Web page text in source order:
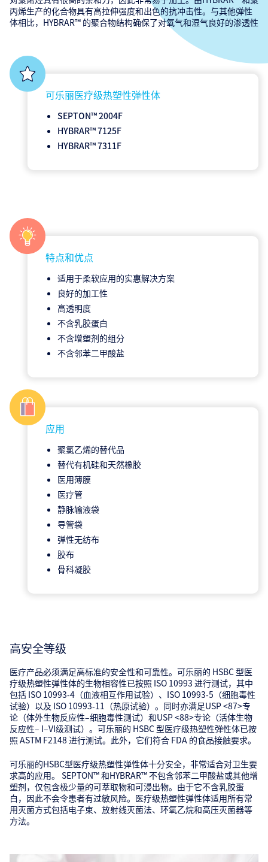
丙烯生产的化合物具有高拉伸强度和出色的抗冲击性。与其他弹性
体相比，HYBRAR™ 的聚合物结构确保了对氧气和湿气良好的渗透性
可乐丽医疗级热塑性弹性体
SEPTON™ 2004F
HYBRAR™ 7125F
HYBRAR™ 7311F
特点和优点
适用于柔软应用的实惠解决方案
良好的加工性
高透明度
不含乳胶蛋白
不含增塑剂的组分
不含邻苯二甲酸盐
应用
聚氯乙烯的替代品
替代有机硅和天然橡胶
医用薄膜
医疗管
静脉输液袋
导管袋
弹性无纺布
胶布
骨科凝胶
高安全等级
医疗产品必须满足高标准的安全性和可靠性。可乐丽的 HSBC 型医
疗级热塑性弹性体的生物相容性已按照 ISO 10993 进行测试，其中
包括 ISO 10993‑4（血液相互作用试验）、ISO 10993‑5（细胞毒性
试验）以及 ISO 10993‑11（热原试验）。同时亦满足USP <87>专
论（体外生物反应性–细胞毒性测试）和USP <88>专论（活体生物
反应性– I–VI级测试）。可乐丽的 HSBC 型医疗级热塑性弹性体已按
照 ASTM F2148 进行测试。此外，它们符合 FDA 的食品接触要求。
可乐丽的HSBC型医疗级热塑性弹性体十分安全，非常适合对卫生要
求高的应用。 SEPTON™ 和HYBRAR™ 不包含邻苯二甲酸盐或其他增
塑剂，仅包含极少量的可萃取物和可浸出物。由于它不含乳胶蛋
白，因此不会令患者有过敏风险。医疗级热塑性弹性体适用所有常
用灭菌方式包括电子束、放射线灭菌法、环氧乙烷和高压灭菌器等
方法。